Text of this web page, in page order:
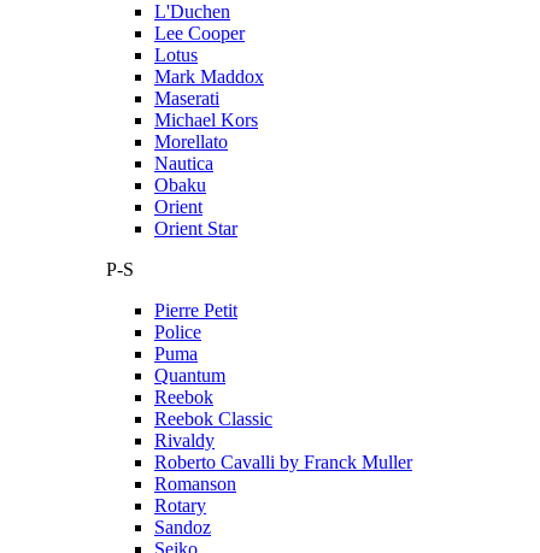
L'Duchen
Lee Cooper
Lotus
Mark Maddox
Maserati
Michael Kors
Morellato
Nautica
Obaku
Orient
Orient Star
P-S
Pierre Petit
Police
Puma
Quantum
Reebok
Reebok Classic
Rivaldy
Roberto Cavalli by Franck Muller
Romanson
Rotary
Sandoz
Seiko